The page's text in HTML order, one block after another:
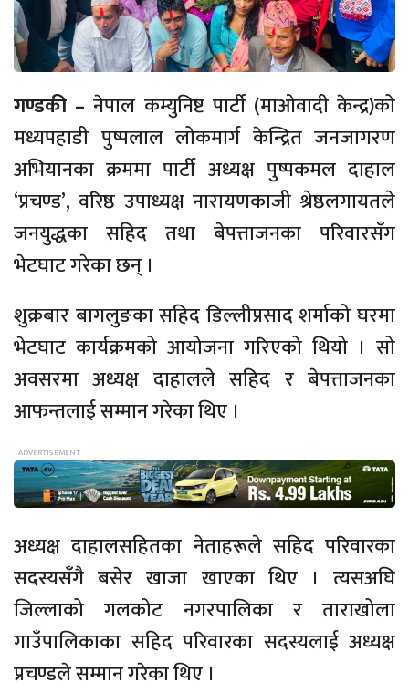
गण्डकी –नेपाल कम्युनिष्ट पार्टी (माओवादी केन्द्र)को
मध्यपहाडी पुष्पलाल लोकमार्ग केन्द्रित जनजागरण
अभियानका क्रममा पार्टी अध्यक्ष पुष्पकमल दाहाल
‘प्रचण्ड’, वरिष्ठ उपाध्यक्ष नारायणकाजी श्रेष्ठलगायतले
जनयुद्धका सहिद तथा बेपत्ताजनका परिवारसँग
भेटघाट गरेका छन् ।
शुक्रबार बागलुङका सहिद डिल्लीप्रसाद शर्माको घरमा
भेटघाट कार्यक्रमको आयोजना गरिएको थियो । सो
अवसरमा अध्यक्ष दाहालले सहिद र बेपत्ताजनका
आफन्तलाई सम्मान गरेका थिए ।
अध्यक्ष दाहालसहितका नेताहरूले सहिद परिवारका
सदस्यसँगै बसेर खाजा खाएका थिए । त्यसअघि
जिल्लाको गलकोट नगरपालिका र ताराखोला
गाउँपालिकाका सहिद परिवारका सदस्यलाई अध्यक्ष
प्रचण्डले सम्मान गरेका थिए ।